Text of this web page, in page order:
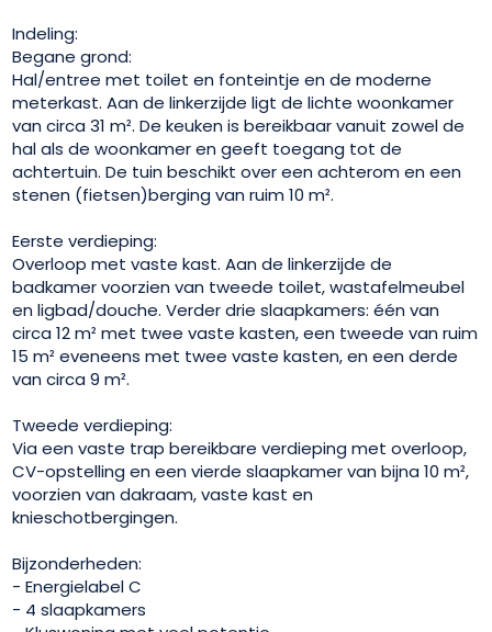
Indeling:
Begane grond:
Hal/entree met toilet en fonteintje en de moderne
meterkast. Aan de linkerzijde ligt de lichte woonkamer
van circa 31 m². De keuken is bereikbaar vanuit zowel de
hal als de woonkamer en geeft toegang tot de
achtertuin. De tuin beschikt over een achterom en een
stenen (fietsen)berging van ruim 10 m².
Eerste verdieping:
Overloop met vaste kast. Aan de linkerzijde de
badkamer voorzien van tweede toilet, wastafelmeubel
en ligbad/douche. Verder drie slaapkamers: één van
circa 12 m² met twee vaste kasten, een tweede van ruim
15 m² eveneens met twee vaste kasten, en een derde
van circa 9 m².
Tweede verdieping:
Via een vaste trap bereikbare verdieping met overloop,
CV-opstelling en een vierde slaapkamer van bijna 10 m²,
voorzien van dakraam, vaste kast en
knieschotbergingen.
Bijzonderheden:
- Energielabel C
- 4 slaapkamers